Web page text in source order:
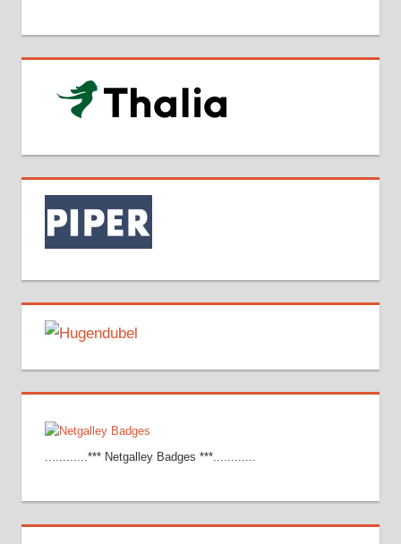
............*** Netgalley Badges ***............